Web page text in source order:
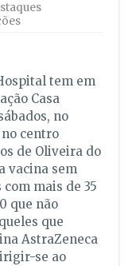
tem em
Casa
no
no centro
de Oliveira do
vacina sem
mais de 35
que não
que
AstraZeneca
se ao